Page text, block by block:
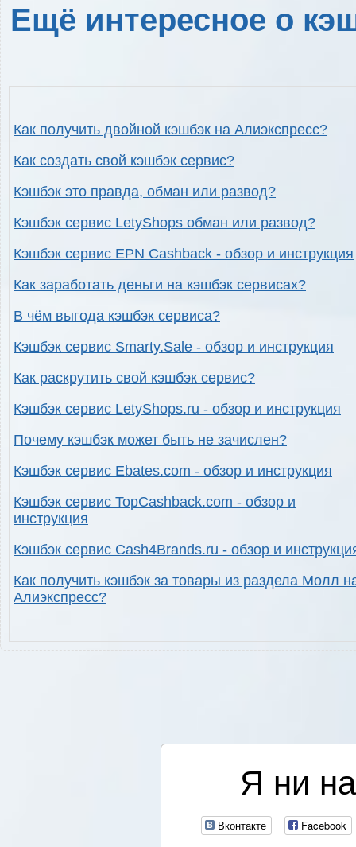
Ещё интересное о
Как получить двойной кэшбэк на Алиэкспресс?
Как создать свой кэшбэк сервис?
Кэшбэк это правда, обман или развод?
Кэшбэк сервис LetyShops обман или развод?
Кэшбэк сервис EPN Cashback - обзор и инструкция
Как заработать деньги на кэшбэк сервисах?
В чём выгода кэшбэк сервиса?
Кэшбэк сервис Smarty.Sale - обзор и инструкция
Как раскрутить свой кэшбэк сервис?
Кэшбэк сервис LetyShops.ru - обзор и инструкция
Почему кэшбэк может быть не зачислен?
Кэшбэк сервис Ebates.com - обзор и инструкция
Кэшбэк сервис TopCashback.com - обзор и
инструкция
Кэшбэк сервис Cash4Brands.ru - обзор и
Как получить кэшбэк за товары из раздела Молл
Алиэкспресс?
Я ни
Вконтакте Facebook